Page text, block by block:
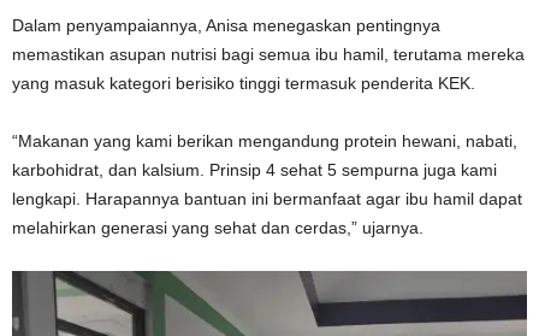
Dalam penyampaiannya, Anisa menegaskan pentingnya
memastikan asupan nutrisi bagi semua ibu hamil, terutama mereka
yang masuk kategori berisiko tinggi termasuk penderita KEK.
“Makanan yang kami berikan mengandung protein hewani, nabati,
karbohidrat, dan kalsium. Prinsip 4 sehat 5 sempurna juga kami
lengkapi. Harapannya bantuan ini bermanfaat agar ibu hamil dapat
melahirkan generasi yang sehat dan cerdas,” ujarnya.